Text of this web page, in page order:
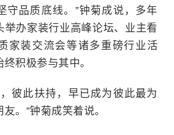
守品质底线。”钟菊成说，多年
举办家装行业高峰论坛、业主看
家装交流会等诸多重磅行业活
积极参与其中。
此扶持，早已成为彼此最为
。”钟菊成笑着说。